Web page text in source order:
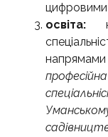
цифровими
освіта: